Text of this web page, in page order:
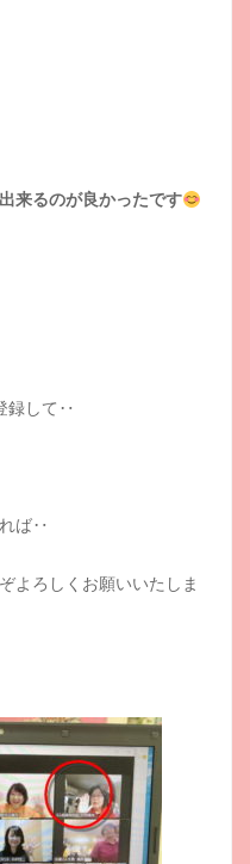
来るのが良かったです
録して‥
ば‥
よろしくお願いいたしま